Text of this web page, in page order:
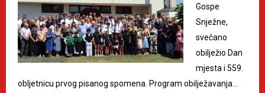
Gospe
Snježne,
svečano
obilježio Dan
mjesta i 559.
obljetnicu prvog pisanog spomena. Program obilježavanja…